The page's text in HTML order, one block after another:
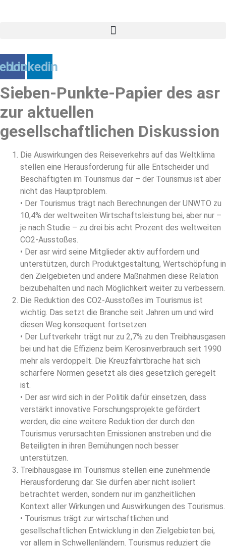
Linkedin
Sieben-Punkte-Papier des asr
zur aktuellen
gesellschaftlichen Diskussion
Die Auswirkungen des Reiseverkehrs auf das Weltklima
stellen eine Herausforderung für alle Entscheider und
Beschäftigten im Tourismus dar – der Tourismus ist aber
nicht das Hauptproblem.
• Der Tourismus trägt nach Berechnungen der UNWTO zu
10,4% der weltweiten Wirtschaftsleistung bei, aber nur –
je nach Studie – zu drei bis acht Prozent des weltweiten
CO2-Ausstoßes.
• Der asr wird seine Mitglieder aktiv auffordern und
unterstützen, durch Produktgestaltung, Wertschöpfung in
den Zielgebieten und andere Maßnahmen diese Relation
beizubehalten und nach Möglichkeit weiter zu verbessern.
Die Reduktion des CO2-Ausstoßes im Tourismus ist
wichtig. Das setzt die Branche seit Jahren um und wird
diesen Weg konsequent fortsetzen.
• Der Luftverkehr trägt nur zu 2,7% zu den Treibhausgasen
bei und hat die Effizienz beim Kerosinverbrauch seit 1990
mehr als verdoppelt. Die Kreuzfahrtbrache hat sich
schärfere Normen gesetzt als dies gesetzlich geregelt
ist.
• Der asr wird sich in der Politik dafür einsetzen, dass
verstärkt innovative Forschungsprojekte gefördert
werden, die eine weitere Reduktion der durch den
Tourismus verursachten Emissionen anstreben und die
Beteiligten in ihren Bemühungen noch besser
unterstützen.
Treibhausgase im Tourismus stellen eine zunehmende
Herausforderung dar. Sie dürfen aber nicht isoliert
betrachtet werden, sondern nur im ganzheitlichen
Kontext aller Wirkungen und Auswirkungen des Tourismus.
• Tourismus trägt zur wirtschaftlichen und
gesellschaftlichen Entwicklung in den Zielgebieten bei,
vor allem in Schwellenländern. Tourismus reduziert die